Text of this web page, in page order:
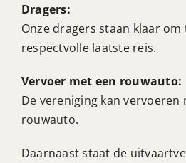
Dragers:
Onze dragers staan klaar
respectvolle laatste reis.
Vervoer met een rouwauto:
De vereniging kan vervoeren
rouwauto.
Daarnaast staat de